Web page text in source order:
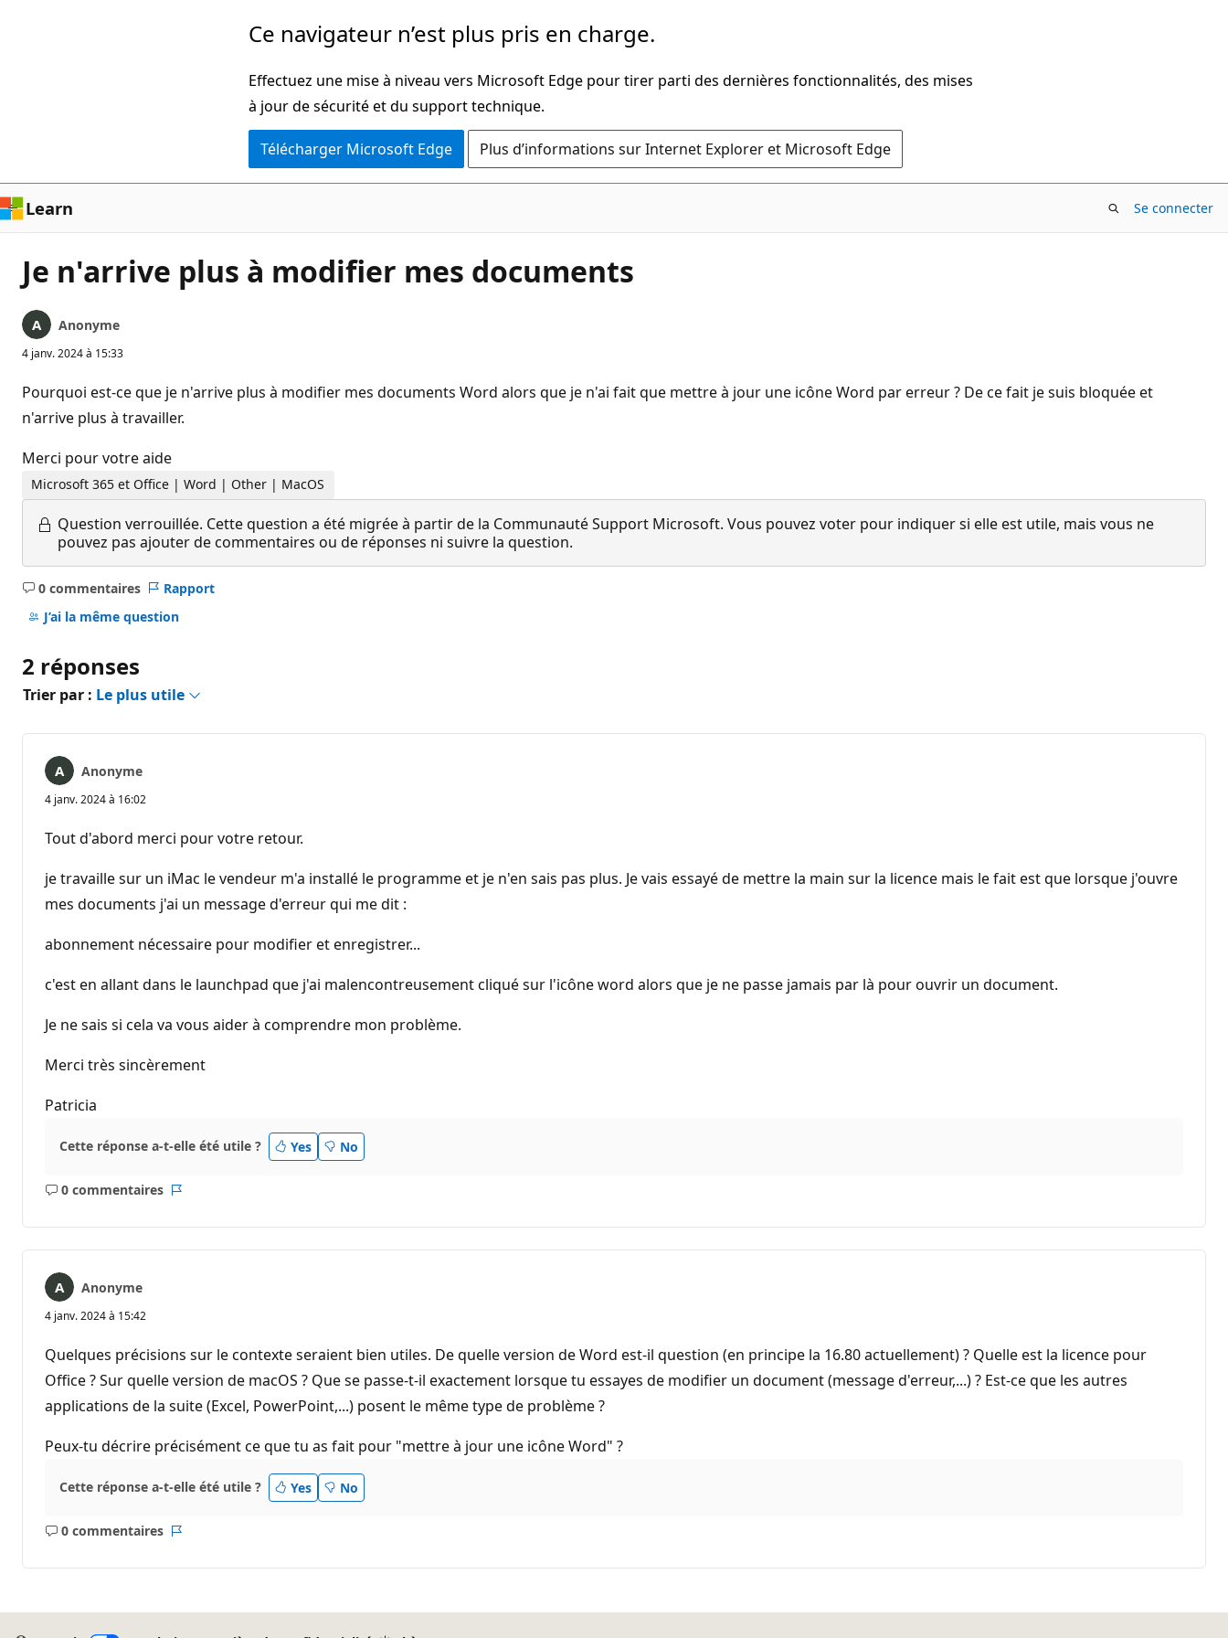
Ce navigateur n’est plus pris en charge.
Effectuez une mise à niveau vers Microsoft Edge pour tirer parti des dernières fonctionnalités, des mises
à jour de sécurité et du support technique.
Télécharger Microsoft Edge Plus d’informations sur Internet Explorer et Microsoft Edge
Learn Se connecter
Je n'arrive plus à modifier mes documents
Anonyme
4 janv. 2024 à 15:33
Pourquoi est-ce que je n'arrive plus à modifier mes documents Word alors que je n'ai fait que mettre à jour une icône Word par erreur ? De ce fait je suis bloquée et
n'arrive plus à travailler.
Merci pour votre aide
Microsoft 365 et Office | Word | Other | MacOS
Question verrouillée. Cette question a été migrée à partir de la Communauté Support Microsoft. Vous pouvez voter pour indiquer si elle est utile, mais vous ne
pouvez pas ajouter de commentaires ou de réponses ni suivre la question.
0 commentaires
Aucun
commentaire
Rapport
J’ai la même question
2 réponses
Trier par : Le plus utile
Anonyme
4 janv. 2024 à 16:02
Tout d'abord merci pour votre retour.
je travaille sur un iMac le vendeur m'a installé le programme et je n'en sais pas plus. Je vais essayé de mettre la main sur la licence mais le fait est que lorsque j'ouvre
mes documents j'ai un message d'erreur qui me dit :
abonnement nécessaire pour modifier et enregistrer...
c'est en allant dans le launchpad que j'ai malencontreusement cliqué sur l'icône word alors que je ne passe jamais par là pour ouvrir un document.
Je ne sais si cela va vous aider à comprendre mon problème.
Merci très sincèrement
Patricia
Cette réponse a-t-elle été utile ? Yes No
0 commentaires
Aucun
Anonyme
4 janv. 2024 à 15:42
Quelques précisions sur le contexte seraient bien utiles. De quelle version de Word est-il question (en principe la 16.80 actuellement) ? Quelle est la licence pour
Office ? Sur quelle version de macOS ? Que se passe-t-il exactement lorsque tu essayes de modifier un document (message d'erreur,...) ? Est-ce que les autres
applications de la suite (Excel, PowerPoint,...) posent le même type de problème ?
Peux-tu décrire précisément ce que tu as fait pour "mettre à jour une icône Word" ?
Cette réponse a-t-elle été utile ? Yes No
0 commentaires
Aucun